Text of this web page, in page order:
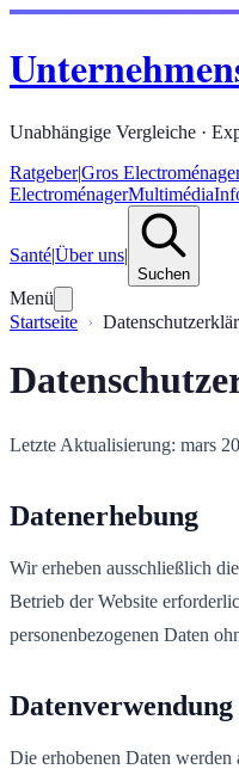
Unabhängige Vergleiche ·
Ratgeber|Gros
ElectroménagerMultimédia
Santé|Über uns|
Suchen
Menü
Startseite
Letzte Aktualisierung: mars
Datenerhebung
Wir erheben ausschließlich
Betrieb der Website
personenbezogenen Daten
Datenverwendung
Die erhobenen Daten